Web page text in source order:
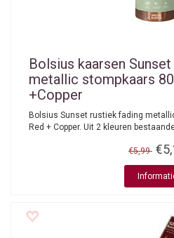
Bolsius kaarsen
metallic stompkaars
+Copper
Bolsius Sunset rustiek fading
Red + Copper. Uit 2 kleuren
€5,99